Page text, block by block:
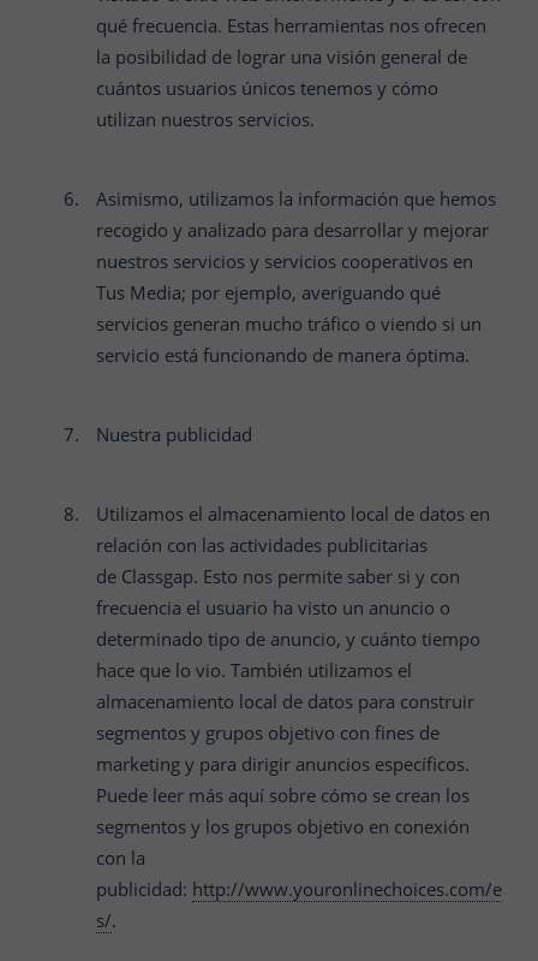
qué frecuencia. Estas herramientas nos ofrecen
la posibilidad de lograr una visión general de
cuántos usuarios únicos tenemos y cómo
utilizan nuestros servicios.
Asimismo, utilizamos la información que hemos
recogido y analizado para desarrollar y mejorar
nuestros servicios y servicios cooperativos en
Tus Media; por ejemplo, averiguando qué
servicios generan mucho tráfico o viendo si un
servicio está funcionando de manera óptima.
Nuestra publicidad
Utilizamos el almacenamiento local de datos en
relación con las actividades publicitarias
de Classgap. Esto nos permite saber si y con
frecuencia el usuario ha visto un anuncio o
determinado tipo de anuncio, y cuánto tiempo
hace que lo vio. También utilizamos el
almacenamiento local de datos para construir
segmentos y grupos objetivo con fines de
marketing y para dirigir anuncios específicos.
Puede leer más aquí sobre cómo se crean los
segmentos y los grupos objetivo en conexión
con la
publicidad: http://www.youronlinechoices.com/e
s/.